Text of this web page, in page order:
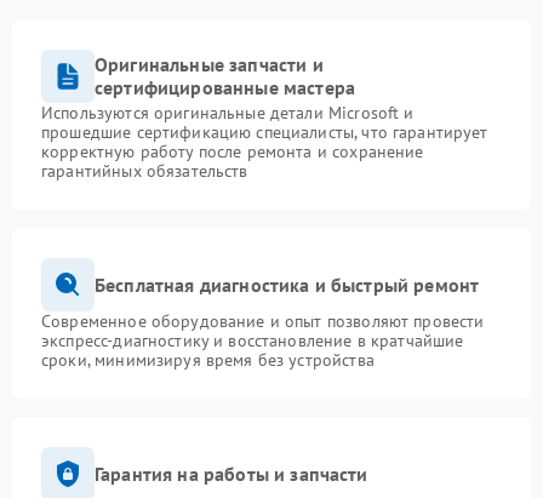
Оригинальные запчасти и
сертифицированные мастера
Используются оригинальные детали Microsoft и
прошедшие сертификацию специалисты, что гарантирует
корректную работу после ремонта и сохранение
гарантийных обязательств
Бесплатная диагностика и быстрый ремонт
Современное оборудование и опыт позволяют провести
экспресс-диагностику и восстановление в кратчайшие
сроки, минимизируя время без устройства
Гарантия на работы и запчасти